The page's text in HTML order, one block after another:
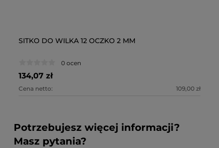
SITKO DO WILKA 12 OCZKO 2 MM
0 ocen
134,07 zł
Cena netto: 109,00 zł
Potrzebujesz więcej informacji?
Masz pytania?